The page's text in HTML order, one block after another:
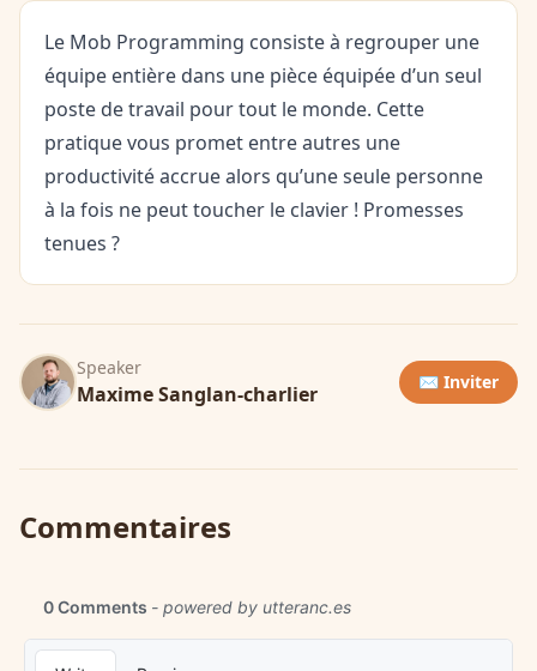
Le Mob Programming consiste à regrouper une
équipe entière dans une pièce équipée d’un seul
poste de travail pour tout le monde. Cette
pratique vous promet entre autres une
productivité accrue alors qu’une seule personne
à la fois ne peut toucher le clavier ! Promesses
tenues ?
Speaker
Maxime Sanglan-charlier ✉️ Inviter
Commentaires